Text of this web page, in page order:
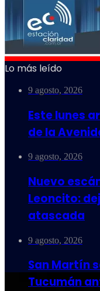
Lo más leído
9 agosto, 2026
Este lunes
de la
9 agosto, 2026
Nuevo
Leoncito:
atascada
9 agosto, 2026
San Martín
Tucumán